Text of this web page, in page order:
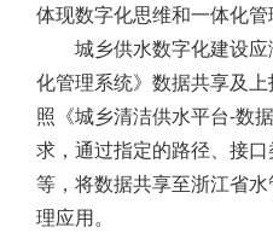
体现数字化思维和一体化管
城乡供水数字化建设应
化管理系统》数据共享及
照《城乡清洁供水平台-数
求，通过指定的路径、接
等，将数据共享至浙江省
理应用。